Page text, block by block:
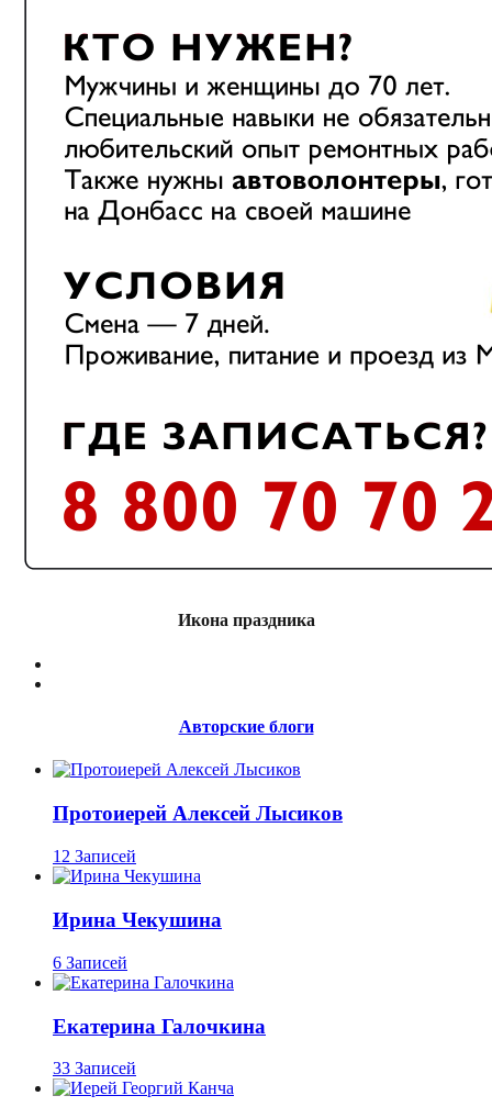
Икона праздника
Авторские блоги
Протоиерей Алексей Лысиков
12 Записей
Ирина Чекушина
6 Записей
Екатерина Галочкина
33 Записей